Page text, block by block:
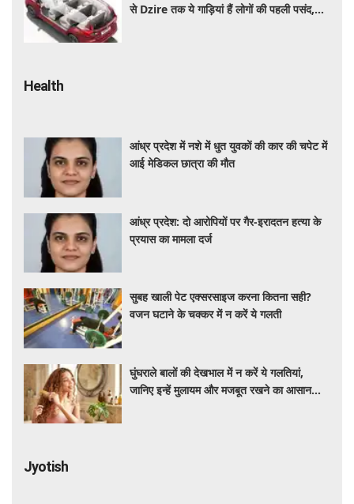
से Dzire तक ये गाड़ियां हैं लोगों की पहली पसंद,
Health
आंध्र प्रदेश में नशे में धुत युवकों की कार की चपेट में
आई मेडिकल छात्रा की मौत
आंध्र प्रदेश: दो आरोपियों पर गैर-इरादतन हत्या के
प्रयास का मामला दर्ज
सुबह खाली पेट एक्सरसाइज करना कितना सही?
वजन घटाने के चक्कर में न करें ये गलती
घुंघराले बालों की देखभाल में न करें ये गलतियां,
जानिए इन्हें मुलायम और मजबूत रखने का आसान
Jyotish